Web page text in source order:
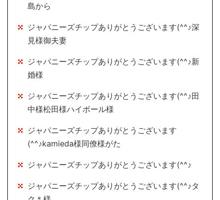
島から
ジャパニーズチップありがとうございます(^^♪深
見様御夫妻
ジャパニーズチップありがとうございます(^^♪新
婚様
ジャパニーズチップありがとうございます(^^♪田
中様松田様ハイボール様
ジャパニーズチップありがとうございます
(^^♪kamieda様同僚様がた
ジャパニーズチップありがとうございます(^^♪
ジャパニーズチップありがとうございます(^^♪タ